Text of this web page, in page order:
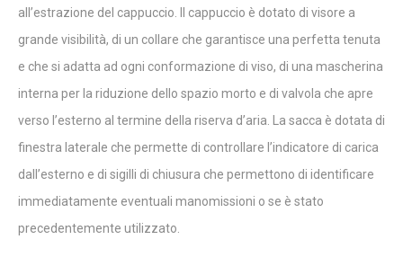
all’estrazione del cappuccio. Il cappuccio è dotato di visore a
grande visibilità, di un collare che garantisce una perfetta tenuta
e che si adatta ad ogni conformazione di viso, di una mascherina
interna per la riduzione dello spazio morto e di valvola che apre
verso l’esterno al termine della riserva d’aria. La sacca è dotata di
finestra laterale che permette di controllare l’indicatore di carica
dall’esterno e di sigilli di chiusura che permettono di identificare
immediatamente eventuali manomissioni o se è stato
precedentemente utilizzato.